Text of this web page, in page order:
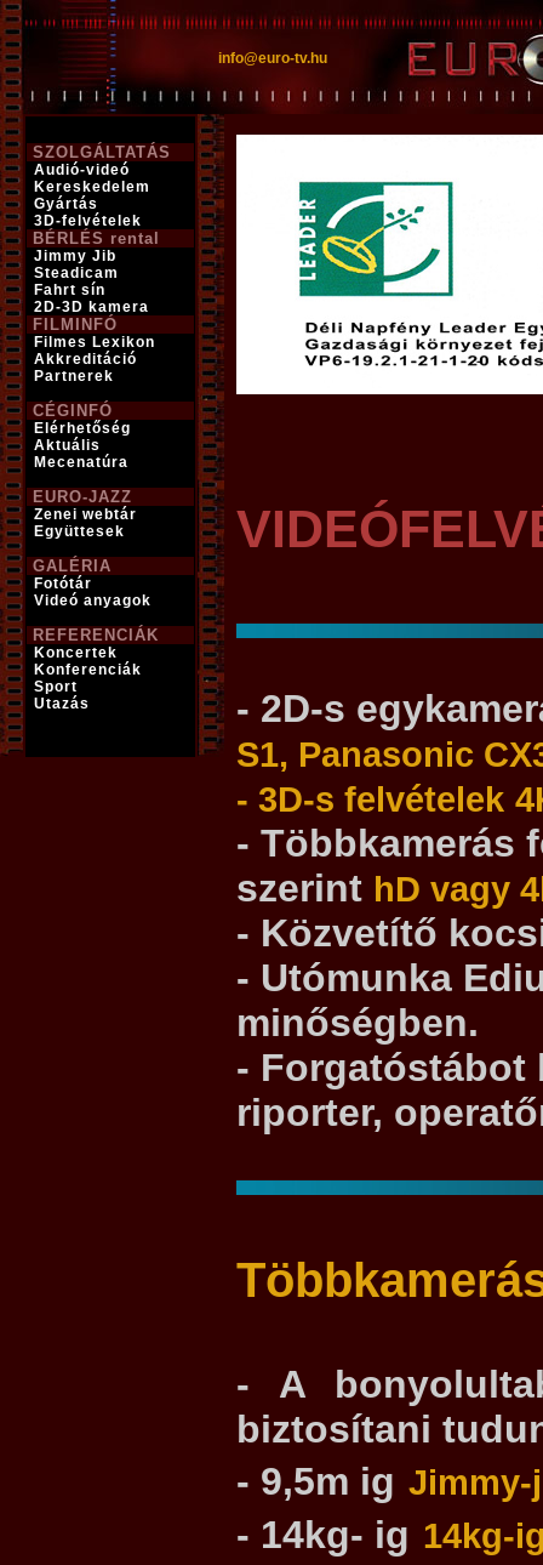
info@euro-tv.hu
SZOLGÁLTATÁS
Audió-videó
Kereskedelem
Gyártás
3D-felvételek
BÉRLÉS rental
Jimmy Jib
Steadicam
Fahrt sín
2D-3D kamera
FILMINFÓ
Filmes Lexikon
Akkreditáció
Partnerek
CÉGINFÓ
Elérhetőség
Aktuális
Mecenatúra
EURO-JAZZ
Zenei webtár
Együttesek
GALÉRIA
Fotótár
Videó anyagok
REFERENCIÁK
Koncertek
Konferenciák
Sport
Utazás
- 2D-s
S1, Panasonic
- 3D-s felvételek
- Többkamerás
szerint hD vagy
- Közvetítő
- Utómunka
minőségben.
- Forgatóstábot
riporter,
- A
biztosítani
- 9,5m ig Jimmy-
- 14kg- ig 14kg-